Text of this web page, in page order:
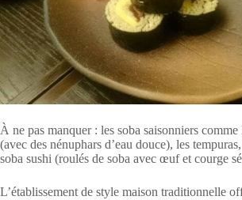
À ne pas manquer : les soba saisonniers comme
(avec des nénuphars d’eau douce), les
soba sushi (roulés de soba avec œuf et courge
L’établissement de style maison traditionnelle